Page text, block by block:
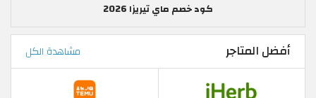
كود خصم ماي تيريزا 2026
أفضل المتاجر مشاهدة الكل